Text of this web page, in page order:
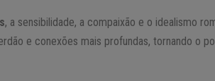
, a sensibilidade, a compaixão e o idealismo
e conexões mais profundas, tornando o